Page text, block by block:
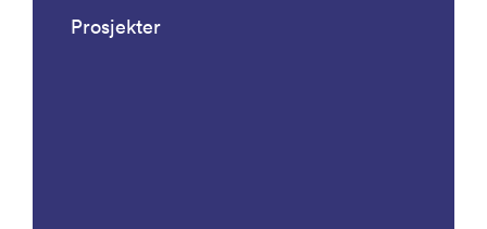
Prosjekter